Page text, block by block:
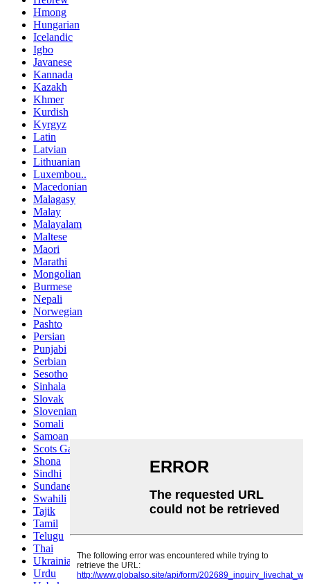
Hmong
Hungarian
Icelandic
Igbo
Javanese
Kannada
Kazakh
Khmer
Kurdish
Kyrgyz
Latin
Latvian
Lithuanian
Luxembou..
Macedonian
Malagasy
Malay
Malayalam
Maltese
Maori
Marathi
Mongolian
Burmese
Nepali
Norwegian
Pashto
Persian
Punjabi
Serbian
Sesotho
Sinhala
Slovak
Slovenian
Somali
Samoan
Scots Gaelic
Shona
Sindhi
Sundanese
Swahili
Tajik
Tamil
Telugu
Thai
Ukrainian
Urdu